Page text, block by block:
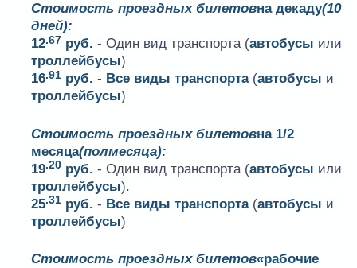
Стоимость проездных билетовна декаду(10
дней):
12.67 руб. - Один вид транспорта (автобусы или
троллейбусы)
16.91 руб. - Все виды транспорта(автобусы и
троллейбусы)
Стоимость проездных билетовна 1/2
месяца(полмесяца):
19.20 руб. - Один вид транспорта (автобусы или
троллейбусы).
25.31 руб. - Все виды транспорта(автобусы и
троллейбусы)
Стоимость проездных билетов«рабочие